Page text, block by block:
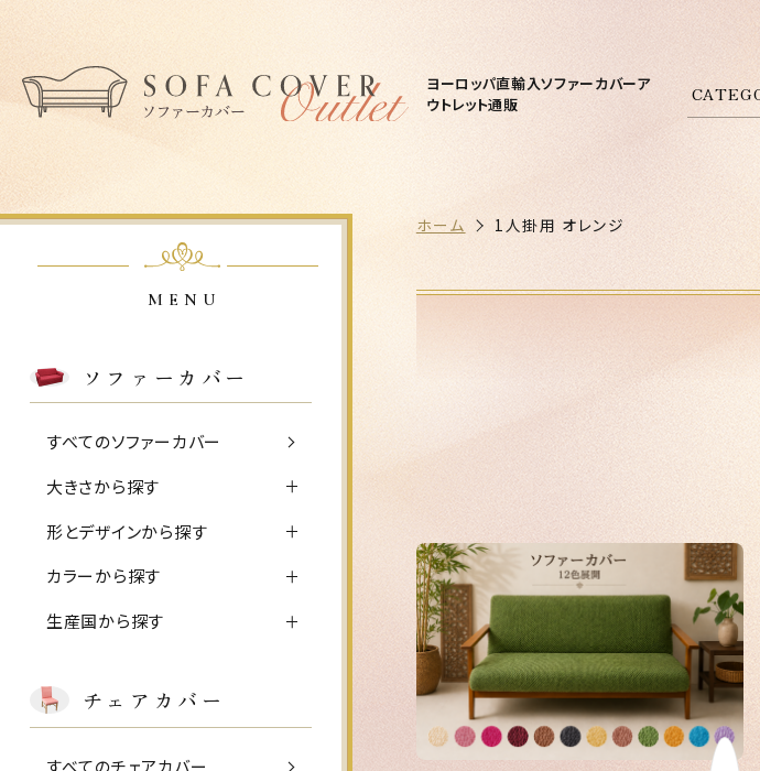
ヨーロッパ直輸入ソファーカバーア
ウトレット通販
ホーム 1人掛用 オレンジ
MENU
ソファーカバー
すべてのソファーカバー
大きさから探す
形とデザインから探す
カラーから探す
生産国から探す
チェアカバー
すべてのチェアカバー